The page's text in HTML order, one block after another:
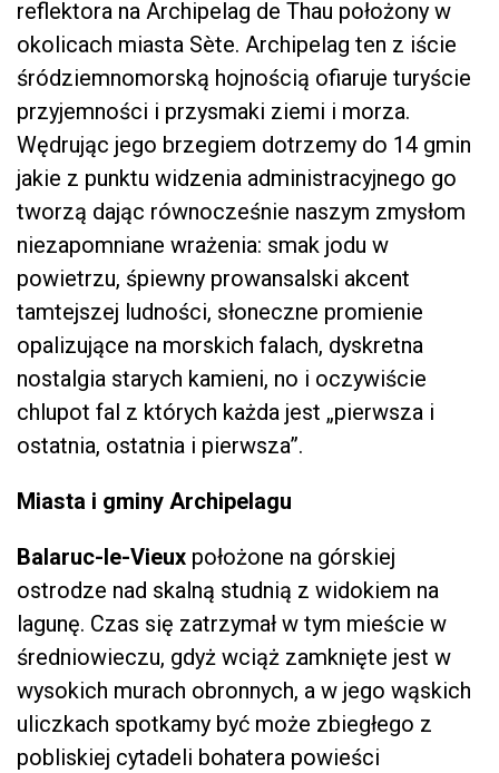
reflektora na Archipelag de Thau położony w
okolicach miasta Sète. Archipelag ten z iście
śródziemnomorską hojnością ofiaruje turyście
przyjemności i przysmaki ziemi i morza.
Wędrując jego brzegiem dotrzemy do 14 gmin
jakie z punktu widzenia administracyjnego go
tworzą dając równocześnie naszym zmysłom
niezapomniane wrażenia: smak jodu w
powietrzu, śpiewny prowansalski akcent
tamtejszej ludności, słoneczne promienie
opalizujące na morskich falach, dyskretna
nostalgia starych kamieni, no i oczywiście
chlupot fal z których każda jest „pierwsza i
ostatnia, ostatnia i pierwsza”.
Miasta i gminy Archipelagu
Balaruc-le-Vieux położone na górskiej
ostrodze nad skalną studnią z widokiem na
lagunę. Czas się zatrzymał w tym mieście w
średniowieczu, gdyż wciąż zamknięte jest w
wysokich murach obronnych, a w jego wąskich
uliczkach spotkamy być może zbiegłego z
pobliskiej cytadeli bohatera powieści